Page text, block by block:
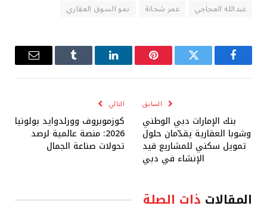
عبدالله العجاجي
عمر شحاتة نمو السوق العقاري
فيسبوك تويتر بينتيريستلينكدإن Tumblr
البريد
السابق
بنك الإمارات دبي الوطني
وشوبا العقارية يقدّمان حلول
تمويل سكني للمشاريع قيد
الإنشاء في دبي
التالي
كوزموبروف وورلدوايد بولونيا
2026: منصة عالمية لرصد
تحولات صناعة الجمال
المقالات ذات الصلة